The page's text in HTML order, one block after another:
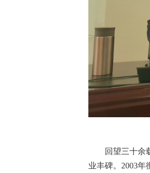
回望三十余
业丰碑。2003